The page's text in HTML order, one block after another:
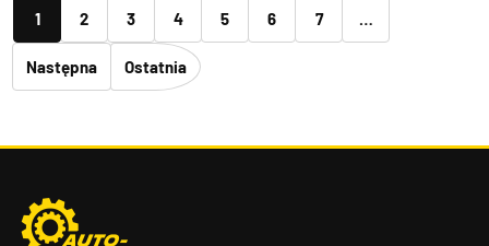
1 2 3 4 5 6 7
Następna Ostatnia